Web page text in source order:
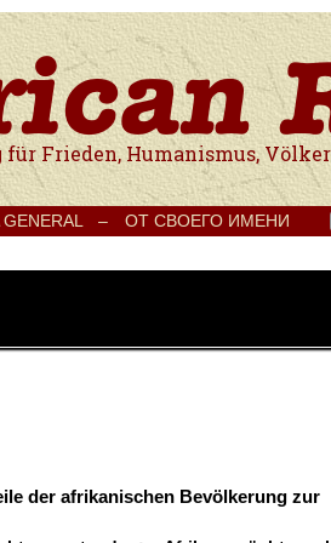
Völkerverständigung und
GENERAL – ОТ СВОЕГО ИМЕНИ
der afrikanischen Bevölkerung zur